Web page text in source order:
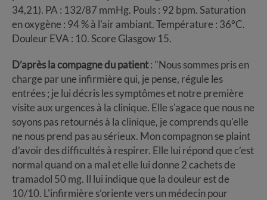
34,21). PA : 132/87 mmHg. Pouls : 92 bpm. Saturation
en oxygène : 94 % à l'air ambiant. Température : 36°C.
Douleur EVA : 10. Score Glasgow 15.
D’après la compagne du patient: "Nous sommes pris en
charge par une infirmière qui, je pense, régule les
entrées ; je lui décris les symptômes et notre première
visite aux urgences à la clinique. Elle s'agace que nous ne
soyons pas retournés à la clinique, je comprends qu'elle
ne nous prend pas au sérieux. Mon compagnon se plaint
d’avoir des difficultés à respirer. Elle lui répond que c’est
normal quand on a mal et elle lui donne 2 cachets de
tramadol 50 mg. Il lui indique que la douleur est de
10/10. L'infirmière s’oriente vers un médecin pour